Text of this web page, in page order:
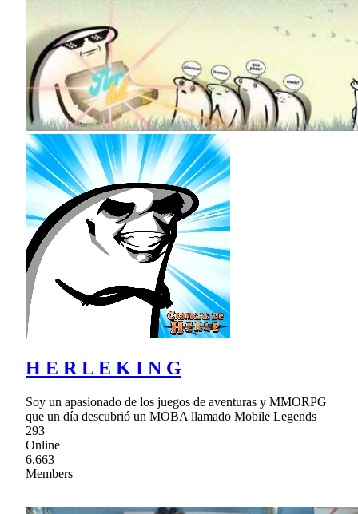
H E R L E K I N G
Soy un apasionado de los juegos de aventuras y MMORPG
que un día descubrió un MOBA llamado Mobile Legends
293
Online
6,663
Members